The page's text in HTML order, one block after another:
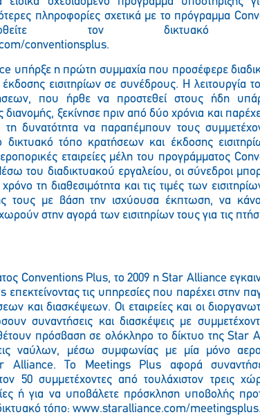
πληροφορίες σχετικά με το πρόγραμμα
τον δικτυακό
conventionsplus.
υπήρξε η πρώτη συμμαχία που προσέφερε
εισιτηρίων σε συνέδρους. Η λειτουργία
που ήρθε να προστεθεί στους ήδη
ξεκίνησε πριν από δύο χρόνια και
τη δυνατότητα να παραπέμπουν τους
δικτυακό τόπο κρατήσεων και έκδοσης
εταιρείες μέλη του προγράμματος
του διαδικτυακού εργαλείου, οι σύνεδροι
τη διαθεσιμότητα και τις τιμές των
τους με βάση την ισχύουσα έκπτωση, να
στην αγορά των εισιτηρίων τους για τις
Conventions Plus, το 2009 η Star Alliance
τις υπηρεσίες που παρέχει στην
και διασκέψεων. Οι εταιρείες και οι
συναντήσεις και διασκέψεις με
πρόσβαση σε ολόκληρο το δίκτυο της Star
ναύλων, μέσω συμφωνίας με μία μόνο
Alliance. Το Meetings Plus αφορά
50 συμμετέχοντες από τουλάχιστον τρεις
ή για να υποβάλετε πρόσκληση υποβολής
δικτυακό τόπο: www.staralliance.com/meetingsplus.